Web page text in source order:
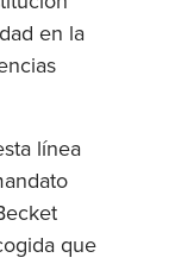
en la
línea
que